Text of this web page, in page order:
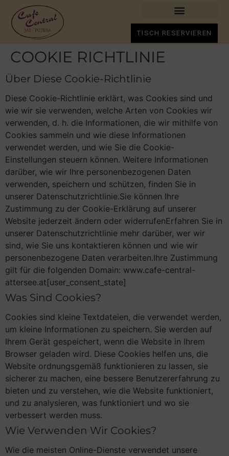
TISCH RESERVIEREN
COOKIE RICHTLINIE
Über Diese Cookie-Richtlinie
Diese Cookie-Richtlinie erklärt, was Cookies sind und
wie wir sie verwenden, welche Arten von Cookies wir
verwenden, d. h. die Informationen, die wir mithilfe von
Cookies sammeln und wie diese Informationen
verwendet werden, und wie Sie die Cookie-
Einstellungen steuern können. Weitere Informationen
darüber, wie wir Ihre personenbezogenen Daten
verwenden, speichern und schützen, finden Sie in
unserer Datenschutzrichtlinie.Sie können Ihre
Zustimmung zu der Cookie-Erklärung auf unserer
Website jederzeit ändern oder widerrufenErfahren Sie in
unserer Datenschutzrichtlinie mehr darüber, wer wir
sind, wie Sie uns kontaktieren können und wie wir
personenbezogene Daten verarbeiten.Ihre Zustimmung
gilt für die folgenden Domain: www.cafe-central-
attersee.at[user_consent_state]
Was Sind Cookies?
Cookies sind kleine Textdateien, die verwendet werden,
um kleine Informationen zu speichern. Sie werden auf
Ihrem Gerät gespeichert, wenn die Website in Ihrem
Browser geladen wird. Diese Cookies helfen uns, die
Website ordnungsgemäß funktionieren zu lassen, sie
sicherer zu machen, eine bessere Benutzererfahrung zu
bieten und zu verstehen, wie die Website funktioniert,
und zu analysieren, was funktioniert und wo sie
verbessert werden muss.
Wie Verwenden Wir Cookies?
Wie die meisten Online-Dienste verwendet unsere